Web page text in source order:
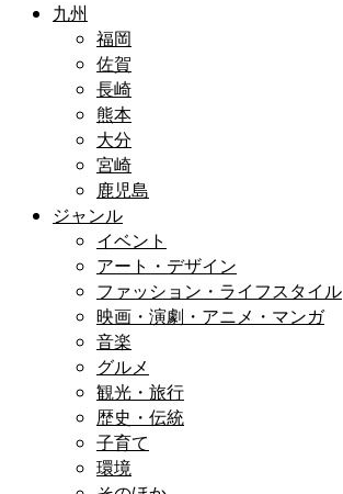
九州
福岡
佐賀
長崎
熊本
大分
宮崎
鹿児島
ジャンル
イベント
アート・デザイン
ファッション・ライフスタイル
映画・演劇・アニメ・マンガ
音楽
グルメ
観光・旅行
歴史・伝統
子育て
環境